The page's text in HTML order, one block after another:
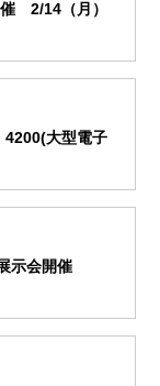
2/14（月）
大型電子
示会開催